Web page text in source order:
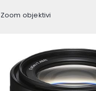
Zoom objektivi